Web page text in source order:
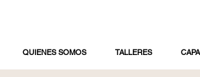
QUIENES SOMOS TALLERES